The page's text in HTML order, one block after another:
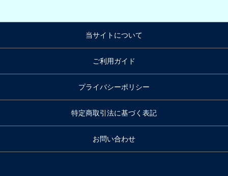
当サイトについて
ご利用ガイド
プライバシーポリシー
特定商取引法に基づく表記
お問い合わせ